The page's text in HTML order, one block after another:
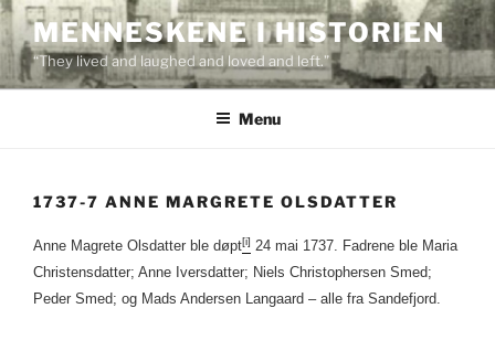
Skip
to
content
MENNESKENE I HISTORIEN
“They lived and laughed and loved and left.”
Menu
1737-7 ANNE MARGRETE OLSDATTER
Anne Magrete Olsdatter ble døpt[i] 24 mai 1737. Fadrene ble Maria
Christensdatter; Anne Iversdatter; Niels Christophersen Smed;
Peder Smed; og Mads Andersen Langaard – alle fra Sandefjord.